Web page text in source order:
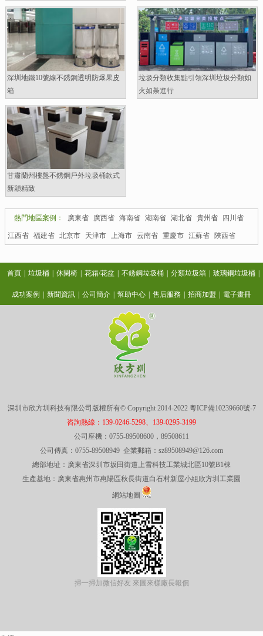
深圳地鐵10號線不銹鋼透明防爆果皮
箱
垃圾分類收集點引領深圳垃圾分類如
火如荼進行
甘肅蘭州樓盤不銹鋼戶外垃圾桶款式
新穎精致
熱門地區案例： 廣東省 廣西省 海南省 湖南省 湖北省 貴州省 四川省
江西省 福建省 北京市 天津市 上海市 云南省 重慶市 江蘇省 陜西省
首頁 垃圾桶 休閑椅 花箱/花盆 不銹鋼垃圾桶 分類垃圾箱 玻璃鋼垃圾桶
成功案例 新聞資訊 公司簡介 幫助中心 售后服務 招商加盟 電子畫冊
深圳市欣方圳科技有限公司版權所有© Copyright 2014-2022 粵ICP備10239660號-7
咨詢熱線：139-0246-5298、139-0295-3199
公司座機：0755-89508600，89508611
公司傳真：0755-89508949 企業郵箱：sz89508949@126.com
總部地址：廣東省深圳市坂田街道上雪科技工業城北區10號B1棟
生產基地：廣東省惠州市惠陽區秋長街道白石村新屋小組欣方圳工業園
網站地圖
掃一掃加微信好友 來圖來樣廠長報價